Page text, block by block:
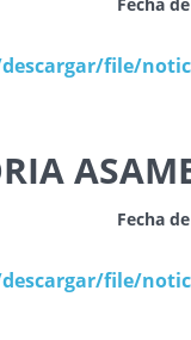
file/
Fecha
file/